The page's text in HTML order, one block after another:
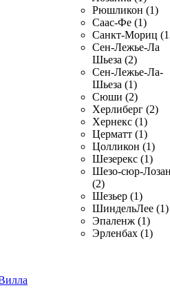
Рюшликон (1)
Саас-Фе (1)
Санкт-Мориц
Сен-Лежье-Ла
Шьеза (2)
Сен-Лежье-Ла-
Шьеза (1)
Сюши (2)
Херлиберг (2)
Хернекс (1)
Церматт (1)
Цолликон (1)
Шезерекс (1)
Шезо-сюр-
(2)
Шезьер (1)
ШиндельЛее (1)
Эпаленж (1)
Эрленбах (1)